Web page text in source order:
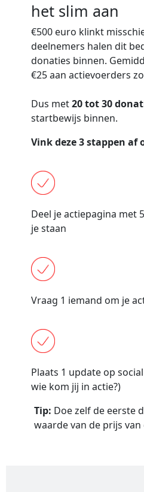
het slim aan
€500 euro klinkt
deelnemers halen dit
donaties binnen.
€25 aan actievoerders
Dus met20 tot 30
startbewijs binnen.
Vink deze 3 stappen af
Deel je actiepagina met
je staan
Vraag 1 iemand om je
Plaats 1 update op
wie kom jij in actie?)
Tip: Doe zelf de eerste
waarde van de prijs